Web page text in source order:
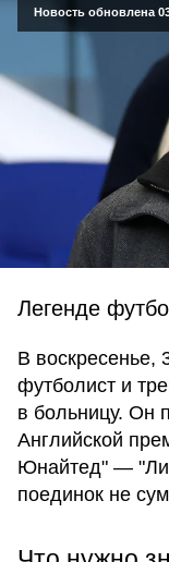
Новость обновлена
Легенде
В
футболист и
в больницу. Он
Английской
Юнайтед" —
поединок не